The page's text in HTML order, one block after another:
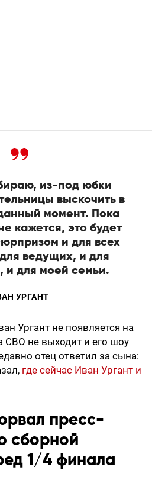
из-под юбки
выскочить в
момент. Пока
кажется, это будет
и для всех
ведущих, и для
и для моей семьи.
УРГАНТ
Ургант не появляется на
СВО не выходит и его шоу
отец ответил за сына:
где сейчас Иван Ургант и
пресс-
сборной
1/4 финала